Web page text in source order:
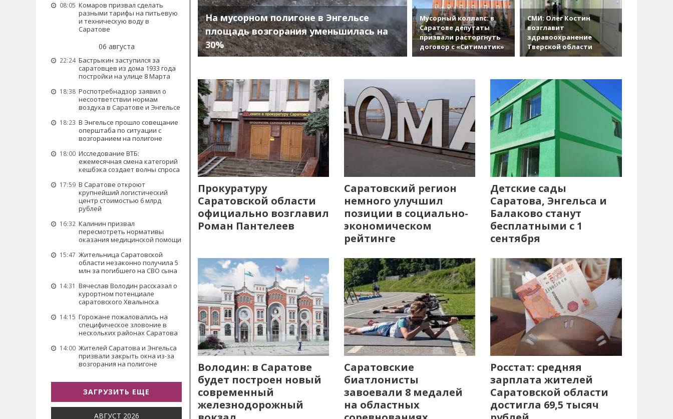
08:05 Комаров призвал сделать
разными тарифы на питьевую
и техническую воду в
Саратове
06 августа
22:24 Бастрыкин заступился за
саратовцев из дома 1933 года
постройки на улице 8 Марта
18:38 Роспотребнадзор заявил о
несоответствии нормам
воздуха в Саратове и Энгельсе
18:23 В Энгельсе прошло совещание
оперштаба по ситуации с
возгоранием на полигоне
18:00 Исследование ВТБ:
ежемесячная смена категорий
кешбэка создает волны спроса
17:59 В Саратове откроют
крупнейший логистический
центр стоимостью 6 млрд
рублей
16:32 Калинин призвал
пересмотреть нормативы
оказания медицинской помощи
15:47 Жительница Саратовской
области незаконно получила 5
млн за погибшего на СВО сына
14:31 Вячеслав Володин рассказал о
курортном потенциале
саратовского Хвалынска
14:15 Горожане пожаловались на
специфическое зловоние в
нескольких районах Саратова
14:00 Жителей Саратова и Энгельса
призвали закрыть окна из-за
возгорания на полигоне
ЗАГРУЗИТЬ ЕЩЕ
АВГУСТ 2026
На мусорном полигоне в Энгельсе
площадь возгорания уменьшилась на
30%
Мусорный коллапс: в
Саратове депутаты
призвали расторгнуть
договор с «Ситиматик»
СМИ: Олег Костин
возглавит
здравоохранение
Тверской области
Прокуратуру
Саратовской области
официально возглавил
Роман Пантелеев
Саратовский регион
немного улучшил
позиции в социально-
экономическом
рейтинге
Детские сады
Саратова, Энгельса и
Балаково станут
бесплатными с 1
сентября
Володин: в Саратове
будет построен новый
современный
железнодорожный
Саратовские
биатлонисты
завоевали 8 медалей
на областных
Росстат: средняя
зарплата жителей
Саратовской области
достигла 69,5 тысяч